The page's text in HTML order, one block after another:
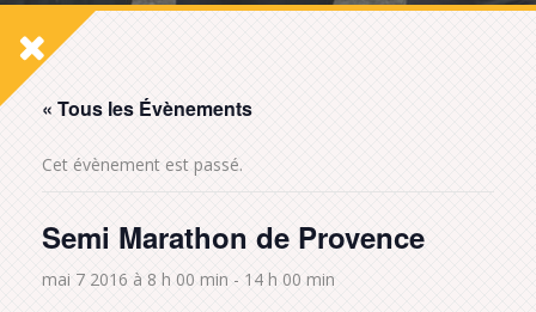
« Tous les Évènements
Cet évènement est passé.
Semi Marathon de Provence
mai 7 2016 à 8 h 00 min - 14 h 00 min